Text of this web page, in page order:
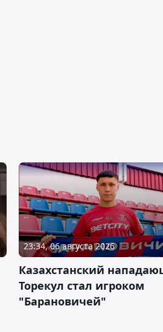
23:34, 06 августа 2026
Казахстанский
Торекул стал игроком
"Барановичей"